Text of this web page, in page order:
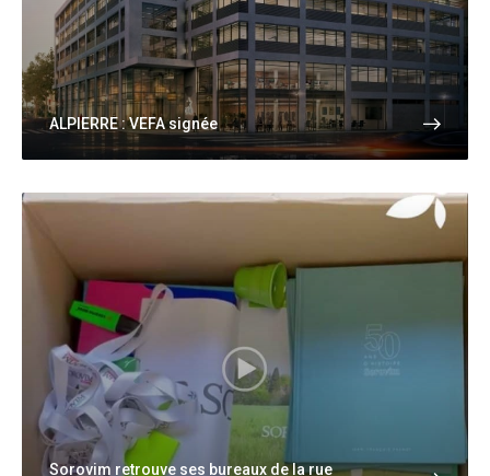
ALPIERRE : VEFA signée
Sorovim retrouve ses bureaux de la rue